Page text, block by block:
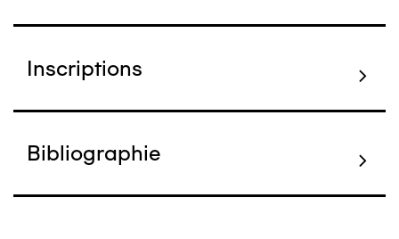
Inscriptions
Bibliographie